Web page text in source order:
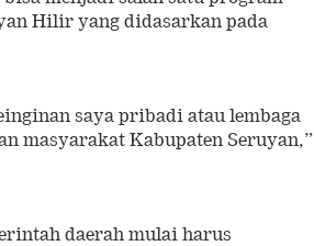
Hilir yang didasarkan pada
saya pribadi atau lembaga
masyarakat Kabupaten Seruyan,”
daerah mulai harus